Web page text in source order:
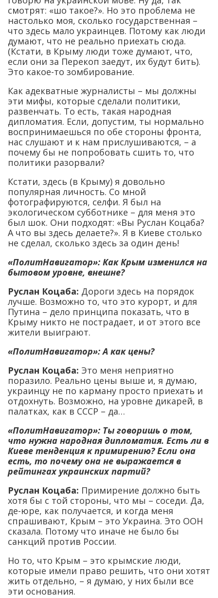
смотрят: «шо такое?». Но это проблема не
настолько моя, сколько государственная –
что здесь мало украинцев. Потому как люди
думают, что не реально приехать сюда.
(Кстати, в Крыму люди тоже думают, что,
если они за Перекоп заедут, их будут бить).
Это какое-то зомбирование.
Как адекватные журналисты – мы должны
эти мифы, которые сделали политики,
развенчать. То есть, такая народная
дипломатия. Если, допустим, ты нормально
воспринимаешься по обе стороны фронта,
нас слушают и к нам прислушиваются, – а
почему бы не попробовать сшить то, что
политики разорвали?
Кстати, здесь (в Крыму) я довольно
популярная личность. Со мной
фотографируются, селфи. Я был на
экологическом субботнике – для меня это
был шок. Они подходят: «Вы Руслан Коцаба?
А что вы здесь делаете?». Я в Киеве столько
не сделал, сколько здесь за один день!
«ПолитНавигатор»: Как Крым изменился на
бытовом уровне, внешне?
Руслан Коцаба: Дороги здесь на порядок
лучше. Возможно то, что это курорт, и для
Путина – дело принципа показать, что в
Крыму никто не пострадает, и от этого все
жители выиграют.
«ПолитНавигатор»: А как цены?
Руслан Коцаба: Это меня неприятно
поразило. Реально цены выше и, я думаю,
украинцу не по карману просто приехать и
отдохнуть. Возможно, на уровне дикарей, в
палатках, как в СССР – да…
«ПолитНавигатор»: Ты говоришь о том,
что нужна народная дипломатия. Есть ли в
Киеве тенденция к примирению? Если она
есть, то почему она не выражается в
рейтингах украинских партий?
Руслан Коцаба: Примирение должно быть
хотя бы с той стороны, что мы – соседи. Да,
де-юре, как получается, и когда меня
спрашивают, Крым – это Украина. Это ООН
сказала. Потому что иначе не было бы
санкций против России.
Но то, что Крым – это крымские люди,
которые имели право решить, что они хотят
жить отдельно, – я думаю, у них были все
эти основания.